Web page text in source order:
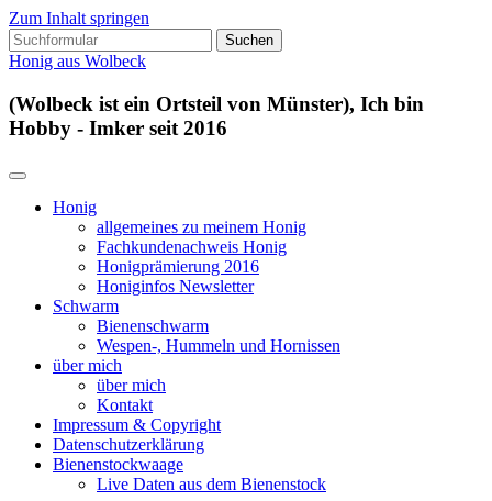
Zum Inhalt springen
Suchen
nach:
Honig aus Wolbeck
(Wolbeck ist ein Ortsteil von Münster), Ich bin
Hobby - Imker seit 2016
Honig
allgemeines zu meinem Honig
Fachkundenachweis Honig
Honigprämierung 2016
Honiginfos Newsletter
Schwarm
Bienenschwarm
Wespen-, Hummeln und Hornissen
über mich
über mich
Kontakt
Impressum & Copyright
Datenschutzerklärung
Bienenstockwaage
Live Daten aus dem Bienenstock